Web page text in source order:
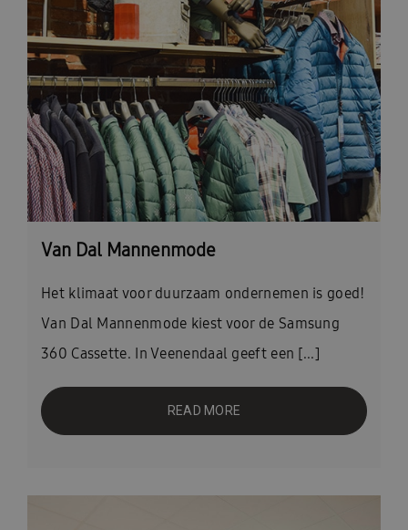
Van Dal Mannenmode
Het klimaat voor duurzaam ondernemen is goed!
Van Dal Mannenmode kiest voor de Samsung
360 Cassette. In Veenendaal geeft een [...]
READ MORE